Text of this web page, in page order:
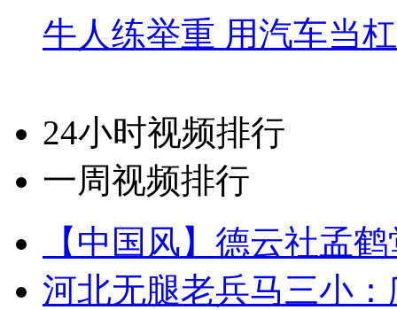
牛人练举重 用汽车当
24小时视频排行
一周视频排行
【中国风】德云社孟
河北无腿老兵马三小